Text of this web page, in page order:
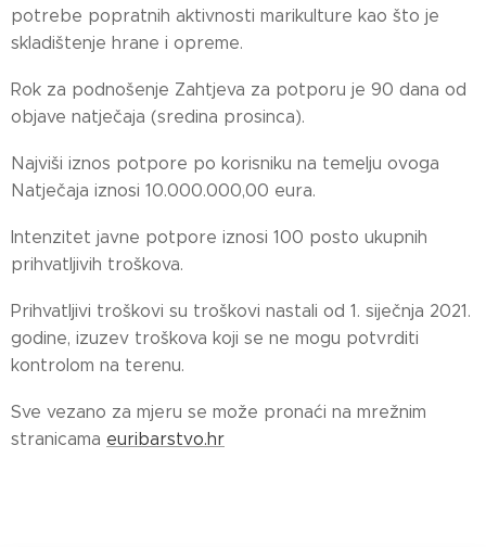
potrebe popratnih aktivnosti marikulture kao što je
skladištenje hrane i opreme.
Rok za podnošenje Zahtjeva za potporu je 90 dana od
objave natječaja (sredina prosinca).
Najviši iznos potpore po korisniku na temelju ovoga
Natječaja iznosi 10.000.000,00 eura.
Intenzitet javne potpore iznosi 100 posto ukupnih
prihvatljivih troškova.
Prihvatljivi troškovi su troškovi nastali od 1. siječnja 2021.
godine, izuzev troškova koji se ne mogu potvrditi
kontrolom na terenu.
Sve vezano za mjeru se može pronaći na mrežnim
stranicama euribarstvo.hr